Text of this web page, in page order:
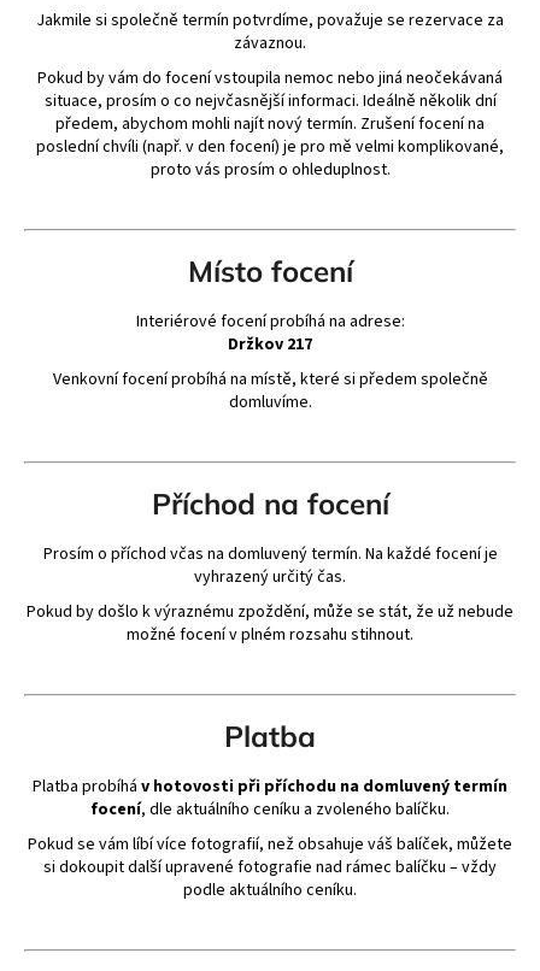
Jakmile si společně termín potvrdíme, považuje se rezervace za
závaznou.
Pokud by vám do focení vstoupila nemoc nebo jiná neočekávaná
situace, prosím o co nejvčasnější informaci. Ideálně několik dní
předem, abychom mohli najít nový termín. Zrušení focení na
poslední chvíli (např. v den focení) je pro mě velmi komplikované,
proto vás prosím o ohleduplnost.
Místo focení
Interiérové focení probíhá na adrese:
Držkov 217
Venkovní focení probíhá na místě, které si předem společně
domluvíme.
Příchod na focení
Prosím o příchod včas na domluvený termín. Na každé focení je
vyhrazený určitý čas.
Pokud by došlo k výraznému zpoždění, může se stát, že už nebude
možné focení v plném rozsahu stihnout.
Platba
Platba probíhá v hotovosti při příchodu na domluvený termín
focení, dle aktuálního ceníku a zvoleného balíčku.
Pokud se vám líbí více fotografií, než obsahuje váš balíček, můžete
si dokoupit další upravené fotografie nad rámec balíčku – vždy
podle aktuálního ceníku.
HLEDAT